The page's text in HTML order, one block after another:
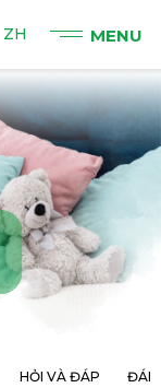
ZH
HỎI VÀ ĐÁP